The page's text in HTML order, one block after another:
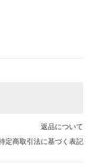
返品について
定商取引法に基づく表記